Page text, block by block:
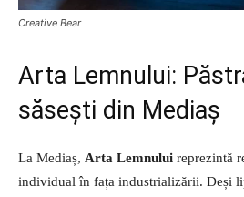
Creative Bear
Arta Lemnului:
săsești din Mediaș
La Mediaș, Arta Lemnului reprezintă
individual în fața industrializării. Deși